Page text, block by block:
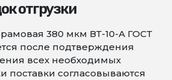
отгрузки
380 мкм ВТ-10-А ГОСТ
после подтверждения
всех необходимых
поставки согласовываются